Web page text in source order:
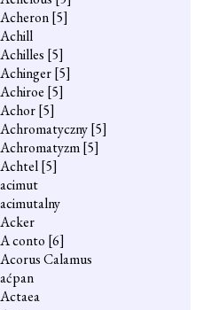
Acheron[5]
Achill
Achilles [5]
Achinger[5]
Achiroe [5]
Achor[5]
Achromatyczny[5]
Achromatyzm[5]
Achtel[5]
acimut
acimutalny
Acker
A conto [6]
Acorus Calamus
aćpan
Actaea